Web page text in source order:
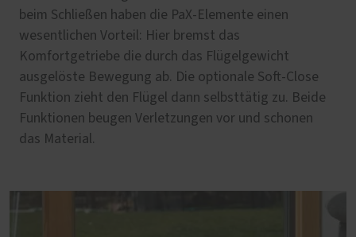
beim Schließen haben die PaX-Elemente einen
wesentlichen Vorteil: Hier bremst das
Komfortgetriebe die durch das Flügelgewicht
ausgelöste Bewegung ab. Die optionale Soft-Close
Funktion zieht den Flügel dann selbsttätig zu. Beide
Funktionen beugen Verletzungen vor und schonen
das Material.